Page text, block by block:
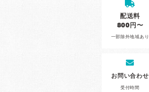
配送料
800円〜
一部除外地域あり
お問い合わせ
受付時間